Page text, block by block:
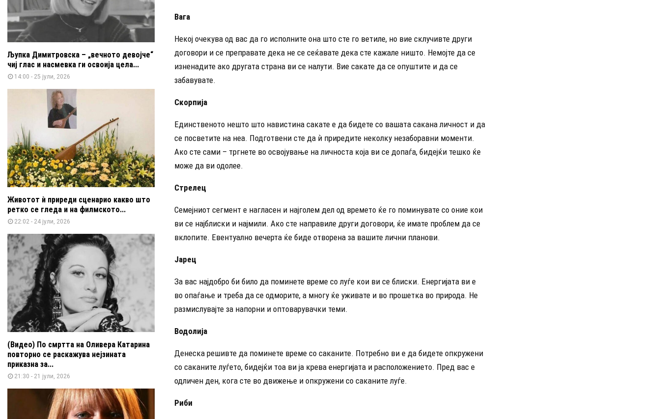
Вага
Некој очекува од вас да го исполните она што сте го ветиле, но вие склучивте други
договори и се преправате дека не се сеќавате дека сте кажале ништо. Немојте да се
изненадите ако другата страна ви се налути. Вие сакате да се опуштите и да се
забавувате.
Скорпија
Единственото нешто што навистина сакате е да бидете со вашата сакана личност и да
се посветите на неа. Подготвени сте да ѝ приредите неколку незаборавни моменти.
Ако сте сами – тргнете во освојување на личноста која ви се допаѓа, бидејќи тешко ќе
може да ви одолее.
Стрелец
Семејниот сегмент е нагласен и најголем дел од времето ќе го поминувате со оние кои
ви се најблиски и најмили. Ако сте направиле други договори, ќе имате проблем да се
вклопите. Евентуално вечерта ќе биде отворена за вашите лични планови.
Јарец
За вас најдобро би било да поминете време со луѓе кои ви се блиски. Енергијата ви е
во опаѓање и треба да се одморите, а многу ќе уживате и во прошетка во природа. Не
размислувајте за напорни и оптоварувачки теми.
Водолија
Денеска решивте да поминете време со саканите. Потребно ви е да бидете опкружени
со саканите луѓето, бидејќи тоа ви ја крева енергијата и расположението. Пред вас е
одличен ден, кога сте во движење и опкружени со саканите луѓе.
Риби
Љупка Димитровска – „вечното девојче“
чиј глас и насмевка ги освоија цела...
14:00 - 25 јули, 2026
Животот ѝ приреди сценарио какво што
ретко се гледа и на филмското...
22:02 - 24 јули, 2026
(Видео) По смртта на Оливера Катарина
повторно се раскажува нејзината
приказна за...
21:30 - 21 јули, 2026